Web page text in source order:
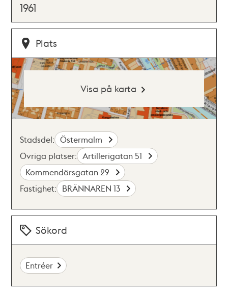
1961
Plats
Visa på karta
Stadsdel: Östermalm
Övriga platser: Artillerigatan 51
Kommendörsgatan 29
Fastighet: BRÄNNAREN 13
Sökord
Entréer